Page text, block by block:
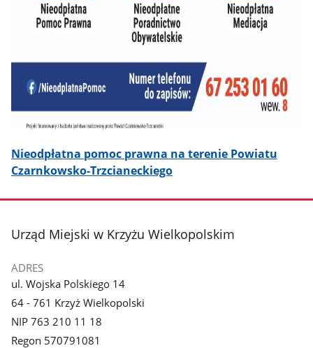
Nieodpłatna pomoc prawna na terenie Powiatu
Czarnkowsko-Trzcianeckiego
stopka
Urząd Miejski w Krzyżu Wielkopolskim
ADRES
ul. Wojska Polskiego 14
64 - 761 Krzyż Wielkopolski
NIP 763 210 11 18
Regon 570791081